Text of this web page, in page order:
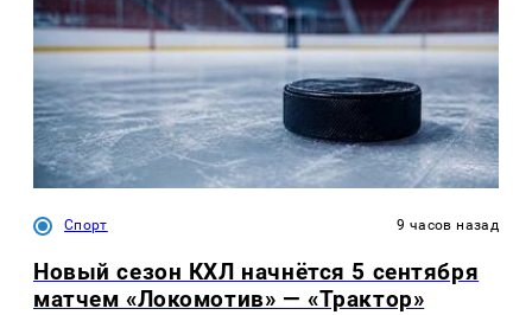
Спорт 9 часов назад
Новый сезон КХЛ начнётся 5 сентября
матчем «Локомотив» — «Трактор»